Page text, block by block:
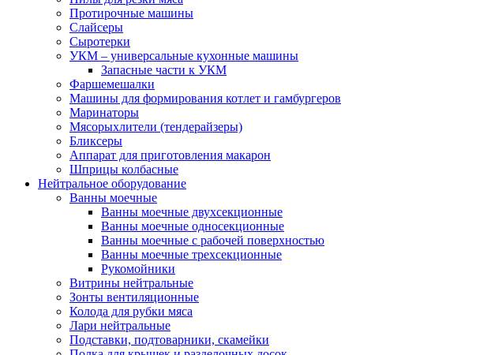
Протирочные машины
Слайсеры
Сыротерки
УКМ – универсальные кухонные машины
Запасные части к УКМ
Фаршемешалки
Машины для формирования котлет и гамбургеров
Маринаторы
Мясорыхлители (тендерайзеры)
Бликсеры
Аппарат для приготовления макарон
Шприцы колбасные
Нейтральное оборудование
Ванны моечные
Ванны моечные двухсекционные
Ванны моечные односекционные
Ванны моечные с рабочей поверхностью
Ванны моечные трехсекционные
Рукомойники
Витрины нейтральные
Зонты вентиляционные
Колода для рубки мяса
Лари нейтральные
Подставки, подтоварники, скамейки